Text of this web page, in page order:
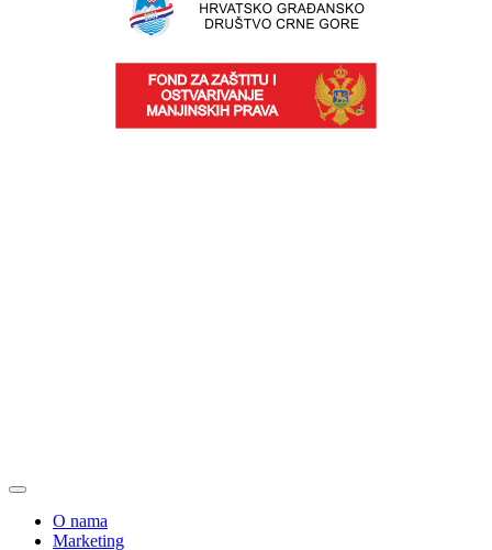
O nama
Marketing